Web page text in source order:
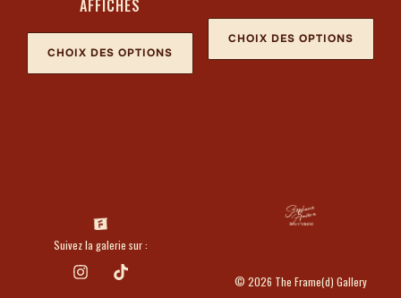
AFFICHES
CHOIX DES OPTIONS
CHOIX DES OPTIONS
Suivez la galerie sur :
© 2026 The Frame(d) Gallery